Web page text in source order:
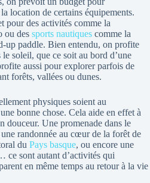
location de certains équipements.
pour des activités comme la
ou des sports nautiques comme la
up paddle. Bien entendu, on profite
soleil, que ce soit au bord d’une
aussi pour explorer parfois de
forêts, vallées ou dunes.
physiques soient au
bonne chose. Cela aide en effet à
douceur. Une promenade dans le
randonnée au cœur de la forêt de
du Pays basque, ou encore une
ce sont autant d’activités qui
en même temps au retour à la vie